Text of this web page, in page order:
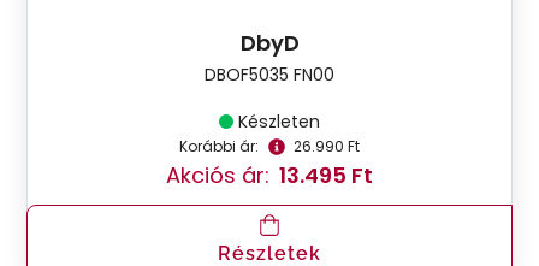
DbyD
DBOF5035 FN00
Készleten
Korábbi ár: 26.990 Ft
Akciós ár: 13.495 Ft
Részletek